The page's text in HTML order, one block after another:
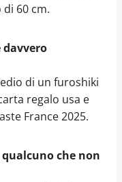
60 cm.
di un furoshiki
regalo usa e
France 2025.
che non